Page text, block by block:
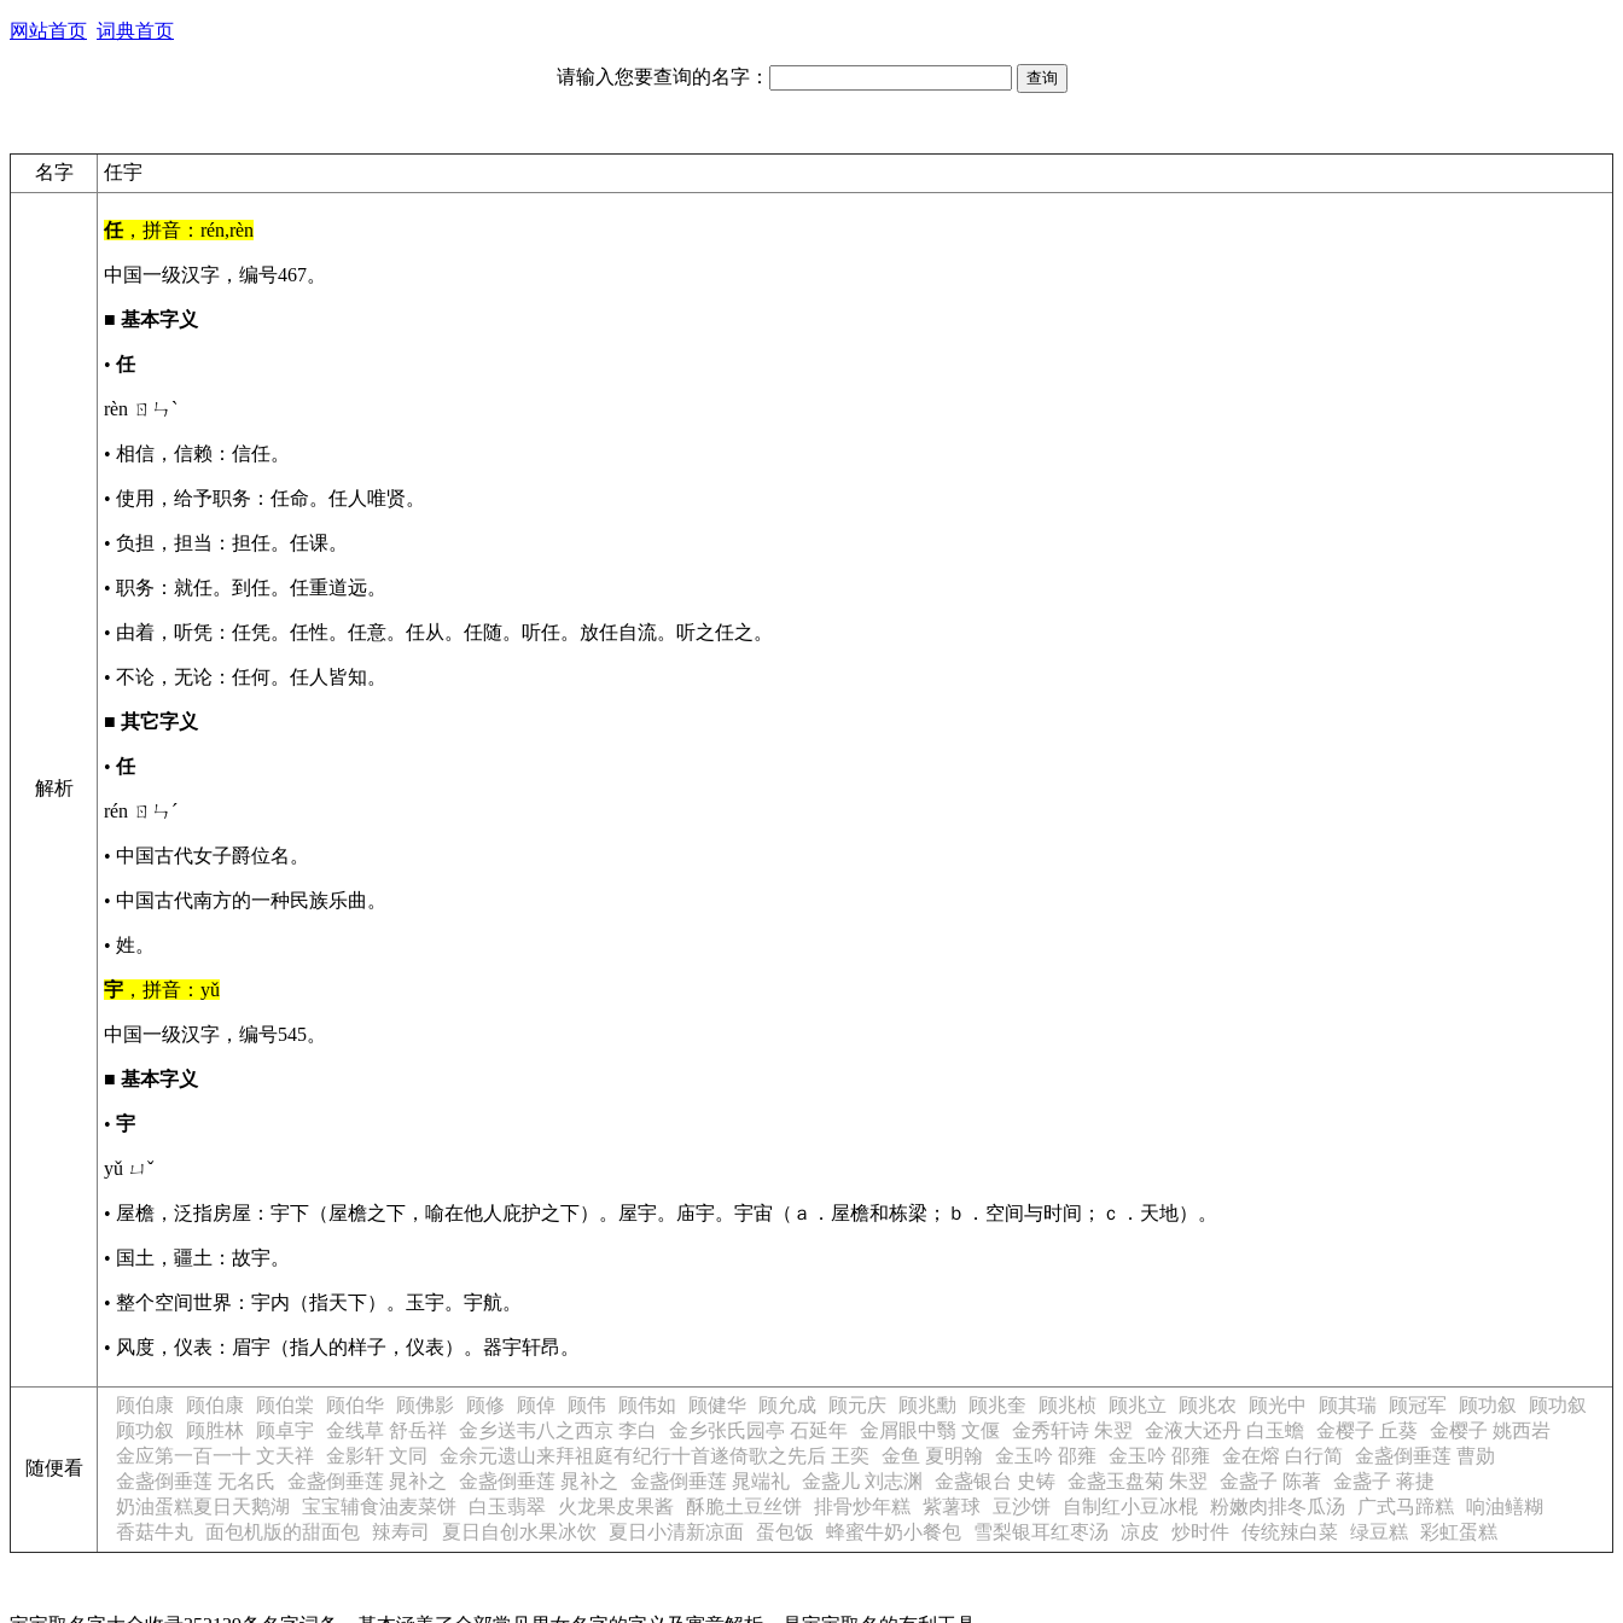
网站首页 词典首页
请输入您要查询的名字：
名字 任宇
解析
任，拼音：rén,rèn
中国一级汉字，编号467。
■ 基本字义
• 任
rèn ㄖㄣˋ
• 相信，信赖：信任。
• 使用，给予职务：任命。任人唯贤。
• 负担，担当：担任。任课。
• 职务：就任。到任。任重道远。
• 由着，听凭：任凭。任性。任意。任从。任随。听任。放任自流。听之任之。
• 不论，无论：任何。任人皆知。
■ 其它字义
• 任
rén ㄖㄣˊ
• 中国古代女子爵位名。
• 中国古代南方的一种民族乐曲。
• 姓。
宇 ，拼音：yǔ
中国一级汉字，编号545。
■ 基本字义
• 宇
yǔ ㄩˇ
• 屋檐，泛指房屋：宇下（屋檐之下，喻在他人庇护之下）。屋宇。庙宇。宇宙（ａ．屋檐和栋梁；ｂ．空间与时间；ｃ．天地）。
• 国土，疆土：故宇。
• 整个空间世界：宇内（指天下）。玉宇。宇航。
• 风度，仪表：眉宇（指人的样子，仪表）。器宇轩昂。
随便看
顾伯康 顾伯康 顾伯棠 顾伯华 顾佛影 顾修 顾倬 顾伟 顾伟如 顾健华 顾允成 顾元庆 顾兆勳 顾兆奎 顾兆桢 顾兆立 顾兆农 顾光中 顾其瑞 顾冠军 顾功叙
顾功叙
顾功叙
顾胜林 顾卓宇 金线草 舒岳祥 金乡送韦八之西京 李白 金乡张氏园亭 石延年 金屑眼中翳 文偃 金秀轩诗 朱翌 金液大还丹 白玉蟾 金樱子 丘葵
金樱子 姚西岩
金应第一百一十 文天祥
金影轩 文同 金余元遗山来拜祖庭有纪行十首遂倚歌之先后 王奕 金鱼 夏明翰 金玉吟 邵雍 金玉吟 邵雍 金在熔 白行简
金盏倒垂莲 曹勋
金盏倒垂莲 无名氏
金盏倒垂莲 晁补之 金盏倒垂莲 晁补之 金盏倒垂莲 晁端礼 金盏儿 刘志渊 金盏银台 史铸 金盏玉盘菊 朱翌 金盏子 陈著
金盏子 蒋捷
奶油蛋糕夏日天鹅湖
宝宝辅食油麦菜饼 白玉翡翠 火龙果皮果酱 酥脆土豆丝饼 排骨炒年糕 紫薯球 豆沙饼 自制红小豆冰棍 粉嫩肉排冬瓜汤 广式马蹄糕
响油鳝糊
香菇牛丸 面包机版的甜面包 辣寿司 夏日自创水果冰饮 夏日小清新凉面 蛋包饭 蜂蜜牛奶小餐包 雪梨银耳红枣汤 凉皮 炒时件 传统辣白菜 绿豆糕 彩虹蛋糕